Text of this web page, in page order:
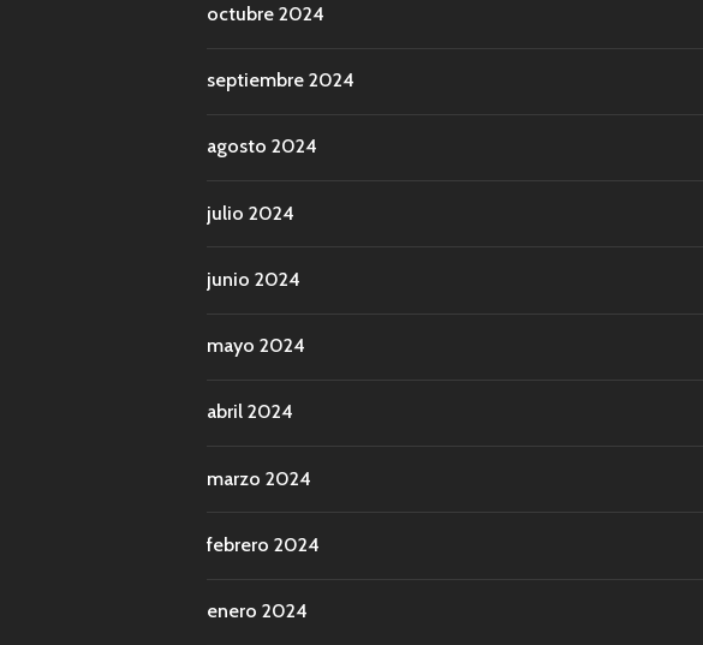
octubre 2024
septiembre 2024
agosto 2024
julio 2024
junio 2024
mayo 2024
abril 2024
marzo 2024
febrero 2024
enero 2024